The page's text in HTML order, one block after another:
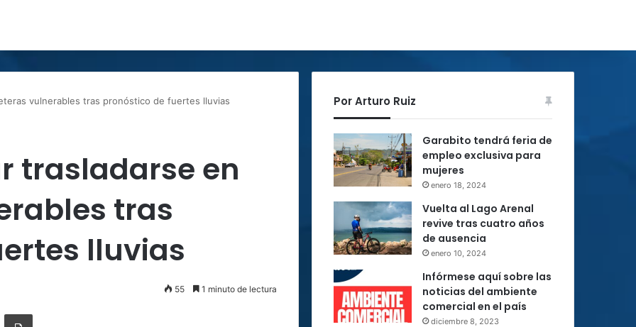
vulnerables tras pronóstico de fuertes lluvias
trasladarse en
tras
lluvias
55 1 minuto de lectura
por correo electrónicoImprimir
Por Arturo Ruiz
Garabito tendrá feria de
empleo exclusiva para
mujeres
enero 18, 2024
Vuelta al Lago Arenal
revive tras cuatro años
de ausencia
enero 10, 2024
Infórmese aquí sobre las
noticias del ambiente
comercial en el país
diciembre 8, 2023